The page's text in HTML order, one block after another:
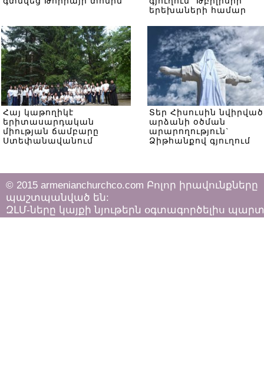
երեխաների համար
Հայ կաթողիկէ
երիտասարդական
միության ճամբարը
Ստեփանավանում
Տեր Հիսուսին նվիրված
արձանի օծման
արարողություն`
Ձիթհանքով գյուղում
© 2015 armenianchurchco.com Բոլոր իրավունքները
պաշտպանված են:
ԶԼՄ-ները կայքի նյութերն օգտագործելիս